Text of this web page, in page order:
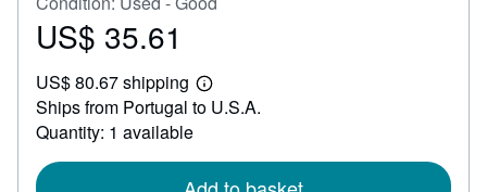
Price
35.61
US$ 35.61
US$ 80.67 shipping
Learn
more
Ships from Portugal to U.S.A.
Quantity: 1 available